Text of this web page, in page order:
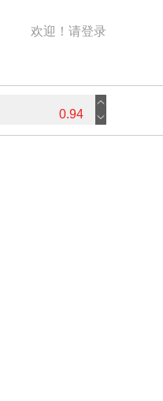
欢迎！请登录
0.94
9.16